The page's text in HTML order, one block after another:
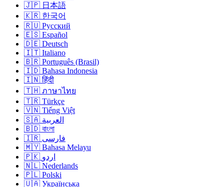
🇯🇵 日本語
🇰🇷 한국어
🇷🇺 Русский
🇪🇸 Español
🇩🇪 Deutsch
🇮🇹 Italiano
🇧🇷 Português (Brasil)
🇮🇩 Bahasa Indonesia
🇮🇳 हिंदी
🇹🇭 ภาษาไทย
🇹🇷 Türkçe
🇻🇳 Tiếng Việt
🇸🇦 العربية
🇧🇩 বাংলা
🇮🇷 فارسی
🇲🇾 Bahasa Melayu
🇵🇰 اردو
🇳🇱 Nederlands
🇵🇱 Polski
🇺🇦 Українська